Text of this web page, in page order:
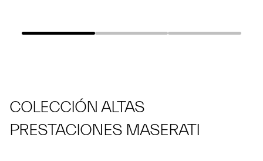
COLECCIÓN ALTAS
PRESTACIONES MASERATI